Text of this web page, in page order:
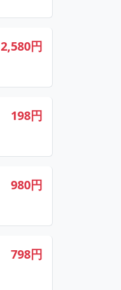
2,580円
198円
980円
798円